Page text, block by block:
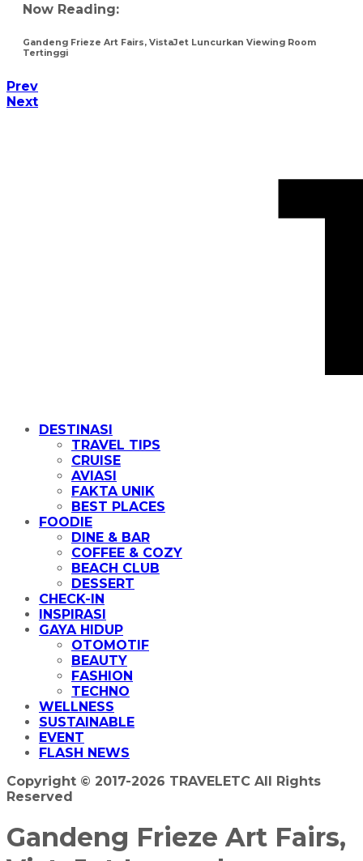
Now Reading:
Gandeng Frieze Art Fairs, VistaJet Luncurkan Viewing Room
Tertinggi
Prev
Next
DESTINASI
TRAVEL TIPS
CRUISE
AVIASI
FAKTA UNIK
BEST PLACES
FOODIE
DINE & BAR
COFFEE & COZY
BEACH CLUB
DESSERT
CHECK-IN
INSPIRASI
GAYA HIDUP
OTOMOTIF
BEAUTY
FASHION
TECHNO
WELLNESS
SUSTAINABLE
EVENT
FLASH NEWS
Copyright © 2017-2026 TRAVELETC All Rights
Reserved
Gandeng Frieze Art Fairs,